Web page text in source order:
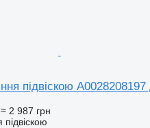
підвіскою
≈ 2 987 грн
підвіскою